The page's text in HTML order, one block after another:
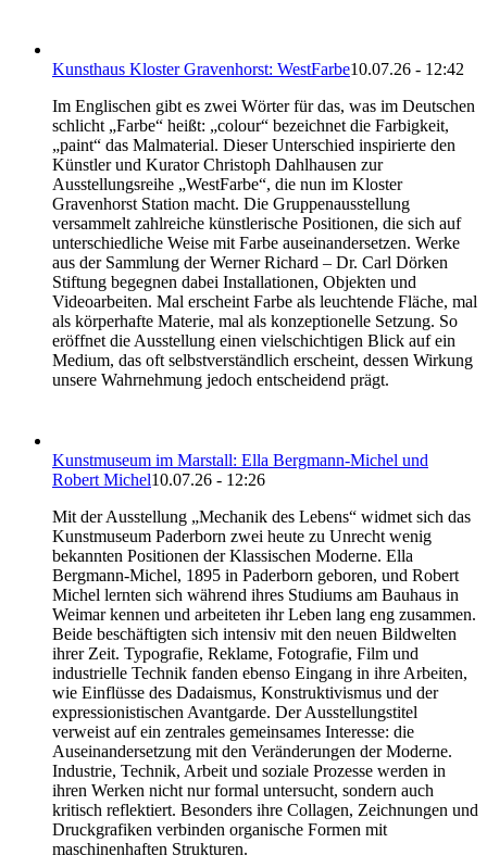
Kunsthaus Kloster Gravenhorst: WestFarbe10.07.26 - 12:42
Im Englischen gibt es zwei Wörter für das, was im Deutschen
schlicht „Farbe“ heißt: „colour“ bezeichnet die Farbigkeit,
„paint“ das Malmaterial. Dieser Unterschied inspirierte den
Künstler und Kurator Christoph Dahlhausen zur
Ausstellungsreihe „WestFarbe“, die nun im Kloster
Gravenhorst Station macht. Die Gruppenausstellung
versammelt zahlreiche künstlerische Positionen, die sich auf
unterschiedliche Weise mit Farbe auseinandersetzen. Werke
aus der Sammlung der Werner Richard – Dr. Carl Dörken
Stiftung begegnen dabei Installationen, Objekten und
Videoarbeiten. Mal erscheint Farbe als leuchtende Fläche, mal
als körperhafte Materie, mal als konzeptionelle Setzung. So
eröffnet die Ausstellung einen vielschichtigen Blick auf ein
Medium, das oft selbstverständlich erscheint, dessen Wirkung
unsere Wahrnehmung jedoch entscheidend prägt.
Kunstmuseum im Marstall: Ella Bergmann-Michel und
Robert Michel10.07.26 - 12:26
Mit der Ausstellung „Mechanik des Lebens“ widmet sich das
Kunstmuseum Paderborn zwei heute zu Unrecht wenig
bekannten Positionen der Klassischen Moderne. Ella
Bergmann-Michel, 1895 in Paderborn geboren, und Robert
Michel lernten sich während ihres Studiums am Bauhaus in
Weimar kennen und arbeiteten ihr Leben lang eng zusammen.
Beide beschäftigten sich intensiv mit den neuen Bildwelten
ihrer Zeit. Typografie, Reklame, Fotografie, Film und
industrielle Technik fanden ebenso Eingang in ihre Arbeiten,
wie Einflüsse des Dadaismus, Konstruktivismus und der
expressionistischen Avantgarde. Der Ausstellungstitel
verweist auf ein zentrales gemeinsames Interesse: die
Auseinandersetzung mit den Veränderungen der Moderne.
Industrie, Technik, Arbeit und soziale Prozesse werden in
ihren Werken nicht nur formal untersucht, sondern auch
kritisch reflektiert. Besonders ihre Collagen, Zeichnungen und
Druckgrafiken verbinden organische Formen mit
maschinenhaften Strukturen.